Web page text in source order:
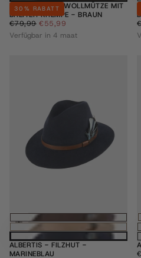
BRIDGERTON - WOLLMÜTZE MIT
BREITER KREMPE - BRAUN
30 % RABATT
€55,99
REGULÄRER
PREIS
€79,99 MINDESTPREIS
€55,99
Verfügbar in 4 maat
ALBERTIS - FILZHUT -
MARINEBLAU